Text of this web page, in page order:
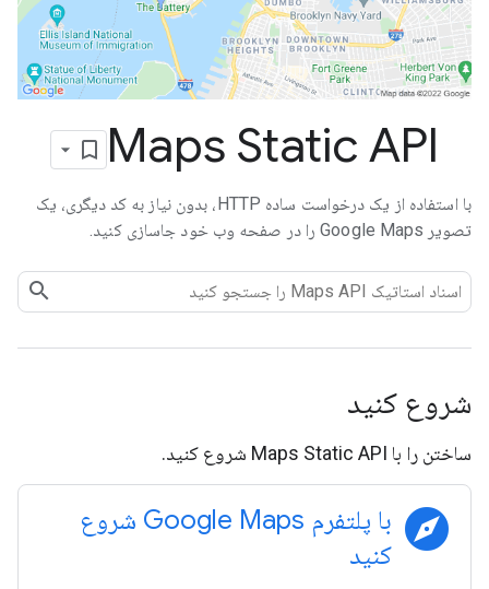
Maps Static API
با استفاده از یک درخواست ساده HTTP، بدون نیاز به کد دیگری، یک
تصویر Google Maps را در صفحه وب خود جاسازی کنید.
شروع کنید
ساختن را با Maps Static API شروع کنید.
explore
با پلتفرم Google Maps شروع
کنید